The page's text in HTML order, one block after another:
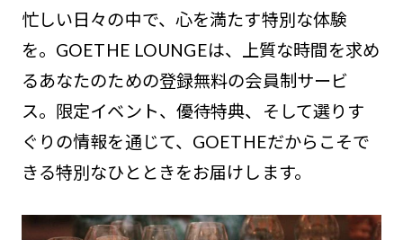
忙しい日々の中で、心を満たす特別な体験
を。GOETHE LOUNGEは、上質な時間を求め
るあなたのための登録無料の会員制サービ
ス。限定イベント、優待特典、そして選りす
ぐりの情報を通じて、GOETHEだからこそで
きる特別なひとときをお届けします。